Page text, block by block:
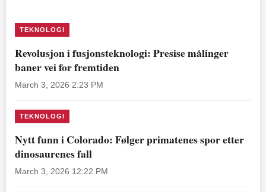
TEKNOLOGI
Revolusjon i fusjonsteknologi: Presise målinger
baner vei for fremtiden
March 3, 2026 2:23 PM
TEKNOLOGI
Nytt funn i Colorado: Følger primatenes spor etter
dinosaurenes fall
March 3, 2026 12:22 PM